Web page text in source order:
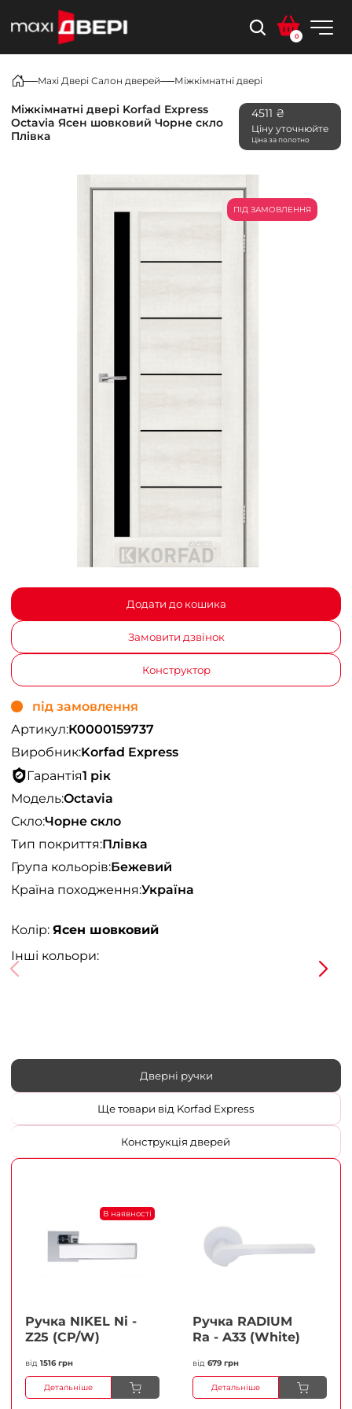
0
Maxi Двері Салон дверей Міжкімнатні двері
Міжкімнатні двері Korfad Express
Octavia Ясен шовковий Чорне скло
Плівка
4511 ₴
Ціну уточнюйте
Ціна за полотно
ПІД ЗАМОВЛЕННЯ
Додати до кошика
Замовити дзвінок
Конструктор
під замовлення
Артикул:К0000159737
Виробник:Korfad Express
Гарантія1 рік
Модель:Octavia
Скло:Чорне скло
Тип покриття:Плівка
Група кольорів:Бежевий
Країна походження:Україна
Колір: Ясен шовковий
Інші кольори:
Дверні ручки
Ще товари від Korfad Express
Конструкція дверей
В наявності
Ручка NIKEL Ni -
Z25 (CP/W)
від 1516 грн
Детальніше
Ручка RADIUM
Ra - A33 (White)
від 679 грн
Детальніше